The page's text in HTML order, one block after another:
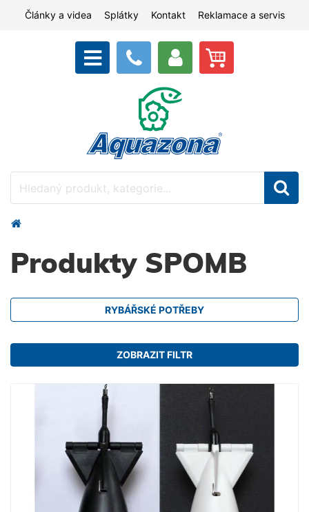
Články a videa Splátky Kontakt Reklamace a servis
Produkty SPOMB
RYBÁŘSKÉ POTŘEBY
ZOBRAZIT FILTR